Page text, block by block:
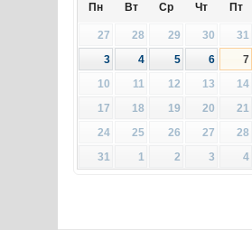
Пн Вт Ср Чт Пт
27 28 29 30 31
3
4 5 6 7
10
11 12 13 14
17
18 19 20 21
24
25 26 27 28
31
1 2 3 4